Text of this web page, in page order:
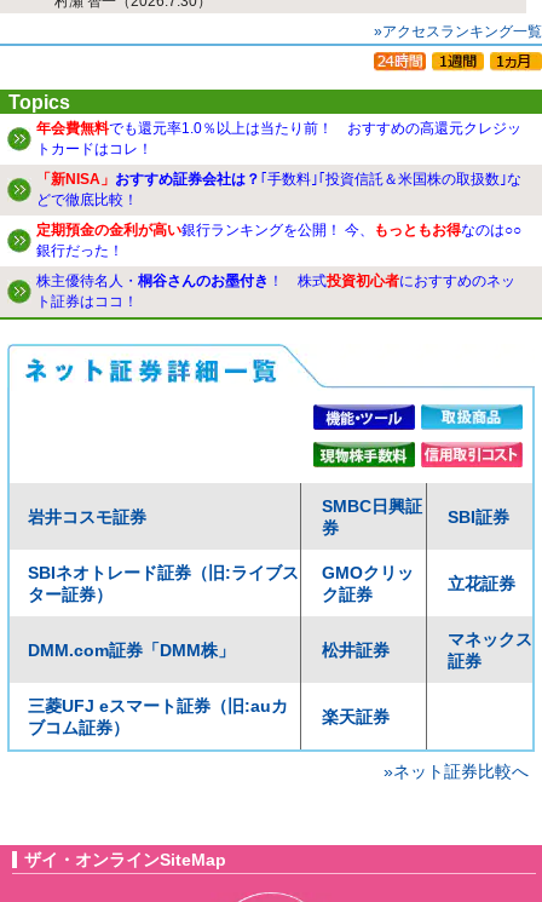
»アクセスランキング一覧
Topics
年会費無料でも還元率1.0％以上は当たり前！ おすすめの高還元クレジッ
トカードはコレ！
「新NISA」 おすすめ証券会社は？ ｢手数料｣｢投資信託＆米国株の取扱数｣な
どで徹底比較！
定期預金の金利が高い銀行ランキングを公開！ 今、 もっともお得なのは○○
銀行だった！
株主優待名人・ 桐谷さんのお墨付き ！ 株式投資初心者におすすめのネッ
ト証券はココ！
岩井コスモ証券
SMBC日興証
券
SBI証券
SBIネオトレード証券（旧:ライブス
ター証券）
GMOクリッ
ク証券
立花証券
DMM.com証券「DMM株」 松井証券
マネックス
証券
三菱UFJ eスマート証券（旧:auカ
ブコム証券）
楽天証券
»ネット証券比較へ
ザイ・オンラインSiteMap